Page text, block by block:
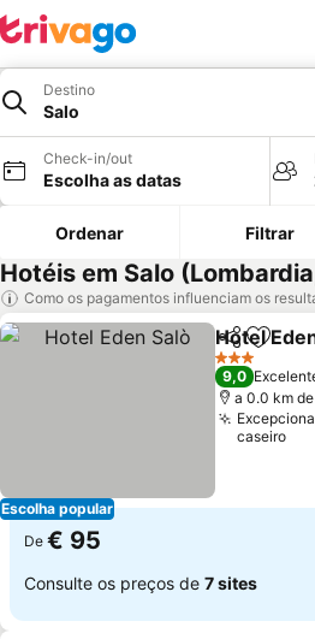
Destino
Salo
Check-in/out
Escolha as datas
Ordenar Filtrar
Hotéis em Salo
Como os pagamentos influenciam os
Escolha popular
Partilhar
Hotel
3 Estrelas
9,0
a 0.0 km
caseiro
De € 95
Consulte os preços de 7 sites